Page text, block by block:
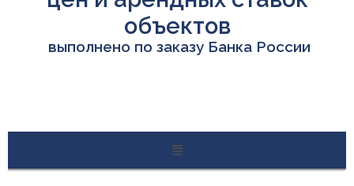
объектов
выполнено по заказу Банка России